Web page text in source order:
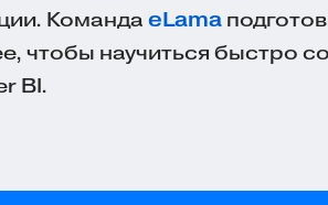
Команда eLama
чтобы научиться быстро
BI.